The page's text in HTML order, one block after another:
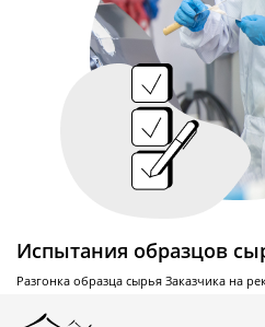
Испытания образцов
Разгонка образца сырья Заказчика на